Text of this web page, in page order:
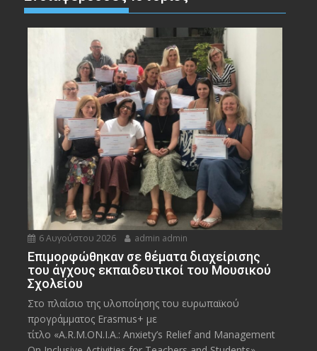
6 Αυγούστου 2026 admin admin
Eπιμορφώθηκαν σε θέματα διαχείρισης
του άγχους εκπαιδευτικοί του Μουσικού
Σχολείου
Στο πλαίσιο της υλοποίησης του ευρωπαϊκού
προγράμματος Erasmus+ με
τίτλο «A.R.M.ON.I.A.: Anxiety’s Relief and Management